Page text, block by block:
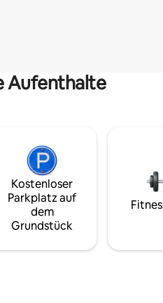
Aufenthalte
Kostenloser
Parkplatz auf
dem
Grundstück